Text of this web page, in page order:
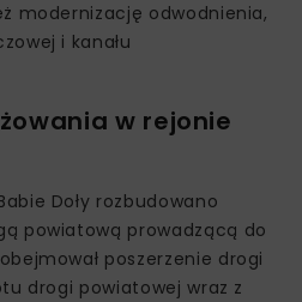
modernizację odwodnienia,
i kanału
w rejonie
Doły rozbudowano
powiatową prowadzącą do
poszerzenie drogi
drogi powiatowej wraz z